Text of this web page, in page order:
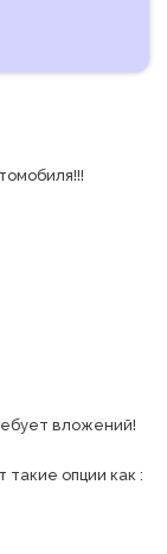
вложений!
такие опции как :